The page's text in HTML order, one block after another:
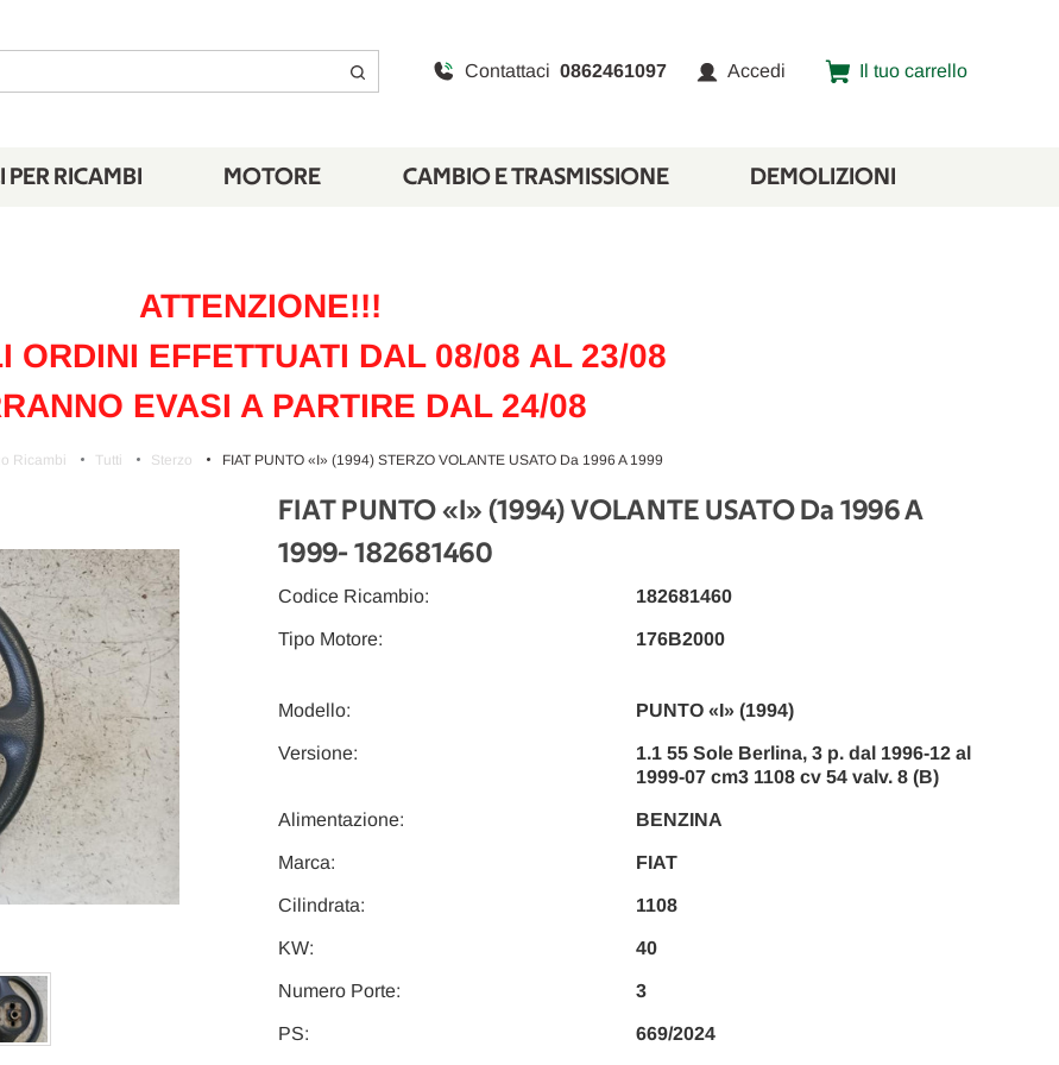
Contattaci 0862461097 Accedi Il tuo carrello
PER RICAMBI MOTORE CAMBIO E TRASMISSIONE DEMOLIZIONI
ATTENZIONE!!!
ORDINI EFFETTUATI DAL 08/08 AL 23/08
EVASI A PARTIRE DAL 24/08
Ricambi Tutti Sterzo FIAT PUNTO «I» (1994) STERZO VOLANTE USATO Da 1996 A 1999
FIAT PUNTO «I» (1994) VOLANTE USATO Da 1996 A
1999- 182681460
Modello: PUNTO «I» (1994)
Versione:
1.1 55 Sole Berlina, 3 p. dal 1996-12 al
1999-07 cm3 1108 cv 54 valv. 8 (B)
Codice Ricambio: 182681460
Cilindrata: 1108
Alimentazione: BENZINA
Tipo Motore: 176B2000
Marca: FIAT
KW: 40
Numero Porte: 3
PS: 669/2024